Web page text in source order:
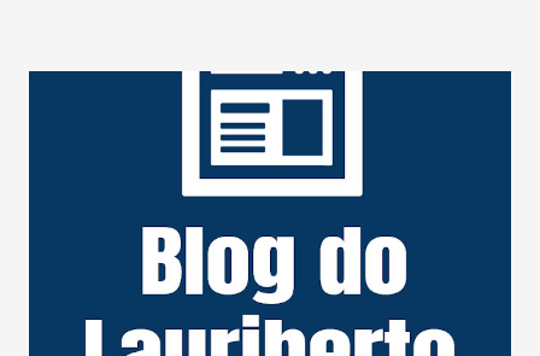
Cearensão 2025. O Caucaia perdeu de 1 a 0 do Atlético, no
Estádio Raimundão, em Caucaia, na noite desta sexta-feira
(15/3). Os dois estão rebaixados para Série B do Cearensão